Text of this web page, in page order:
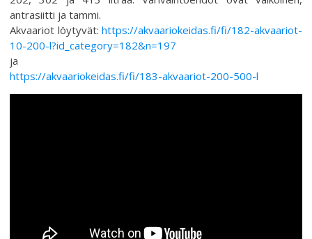
antrasiitti ja tammi.
Akvaariot löytyvät: https://akvaariokeidas.fi/fi/182-akvaariot-
10-200-l?id_category=182&n=197
ja
https://akvaariokeidas.fi/fi/183-akvaariot-200-500-l